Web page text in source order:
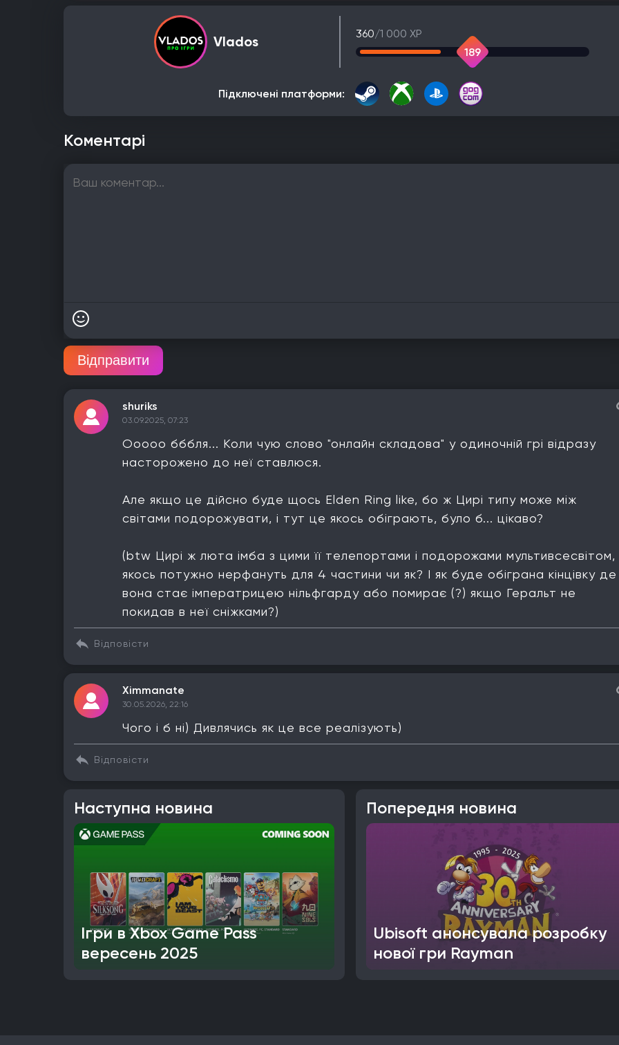
Vlados 360/1 000 XP
189
Підключені платформи:
Коментарі
Відправити
shuriks
03.09.2025, 07:23
Ооооо бббля... Коли чую слово "онлайн складова" у одиночній грі відразу
насторожено до неї ставлюся.
Але якщо це дійсно буде щось Elden Ring like, бо ж Цирі типу може між
світами подорожувати, і тут це якось обіграють, було б... цікаво?
(btw Цирі ж люта імба з цими її телепортами і подорожами мультивсесвітом,
якось потужно нерфануть для 4 частини чи як? І як буде обіграна кінцівку де
вона стає імператрицею нільфгарду або помирає (?) якщо Геральт не
покидав в неї сніжками?)
Відповісти
Ximmanate
30.05.2026, 22:16
Чого і б ні) Дивлячись як це все реалізують)
Відповісти
Наступна новина
Ігри в Xbox Game Pass
вересень 2025
Попередня новина
Ubisoft анонсувала розробку
нової гри Rayman